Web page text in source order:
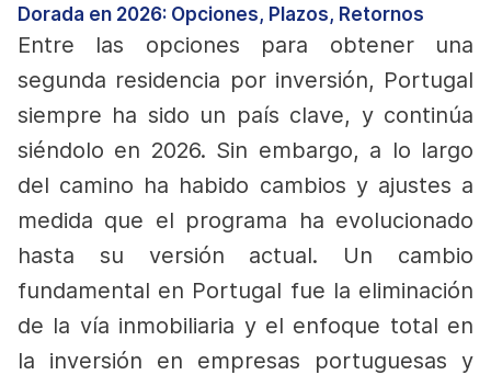
Dorada en 2026: Opciones, Plazos, Retornos
Entre las opciones para obtener una
segunda residencia por inversión, Portugal
siempre ha sido un país clave, y continúa
siéndolo en 2026. Sin embargo, a lo largo
del camino ha habido cambios y ajustes a
medida que el programa ha evolucionado
hasta su versión actual. Un cambio
fundamental en Portugal fue la eliminación
de la vía inmobiliaria y el enfoque total en
la inversión en empresas portuguesas y